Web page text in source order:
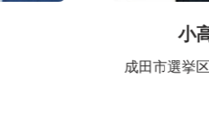
小
成田市選挙区